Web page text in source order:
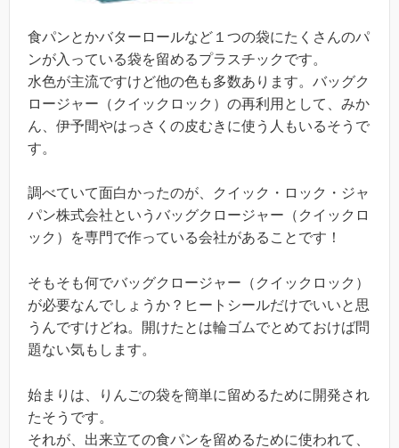
食パンとかバターロールなど１つの袋にたくさんのパ
ンが入っている袋を留めるプラスチックです。
水色が主流ですけど他の色も多数あります。バッグク
ロージャー（クイックロック）の再利用として、みか
ん、伊予間やはっさくの皮むきに使う人もいるそうで
す。
調べていて面白かったのが、クイック・ロック・ジャ
パン株式会社というバッグクロージャー（クイックロ
ック）を専門で作っている会社があることです！
そもそも何でバッグクロージャー（クイックロック）
が必要なんでしょうか？ヒートシールだけでいいと思
うんですけどね。開けたとは輪ゴムでとめておけば問
題ない気もします。
始まりは、りんごの袋を簡単に留めるために開発され
たそうです。
それが、出来立ての食パンを留めるために使われて、